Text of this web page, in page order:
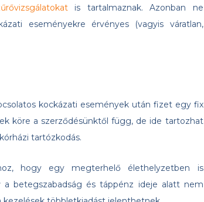
is tartalmaznak. Azonban ne
eseményekre érvényes (vagyis váratlan,
kockázati események után fizet egy fix
köre a szerződésünktől függ, de ide tartozhat
tartózkodás.
hogy egy megterhelő élethelyzetben is
betegszabadság és táppénz ideje alatt nem